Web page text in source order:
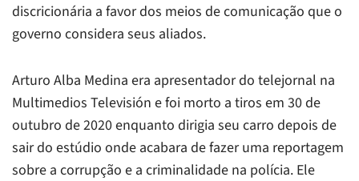
discricionária a favor dos meios de comunicação que o
governo considera seus aliados.
Arturo Alba Medina era apresentador do telejornal na
Multimedios Televisión e foi morto a tiros em 30 de
outubro de 2020 enquanto dirigia seu carro depois de
sair do estúdio onde acabara de fazer uma reportagem
sobre a corrupção e a criminalidade na polícia. Ele